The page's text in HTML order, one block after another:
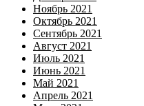
Ноябрь 2021
Октябрь 2021
Сентябрь 2021
Август 2021
Июль 2021
Июнь 2021
Май 2021
Апрель 2021